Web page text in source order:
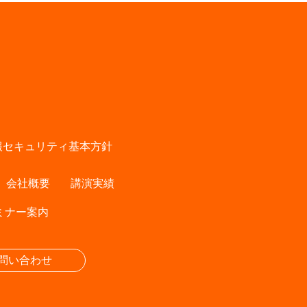
セキュリティ基本方針
会社概要 講演実績
ナー案内
い合わせ